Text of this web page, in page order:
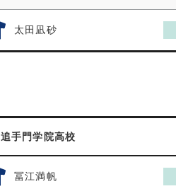
太田凪砂
追手門学院高校
冨江満帆